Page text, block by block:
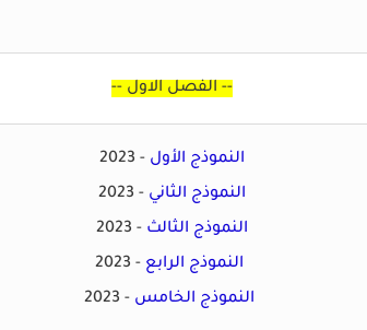
-- --
2023 -
2023 -
2023 -
2023 -
2023 -